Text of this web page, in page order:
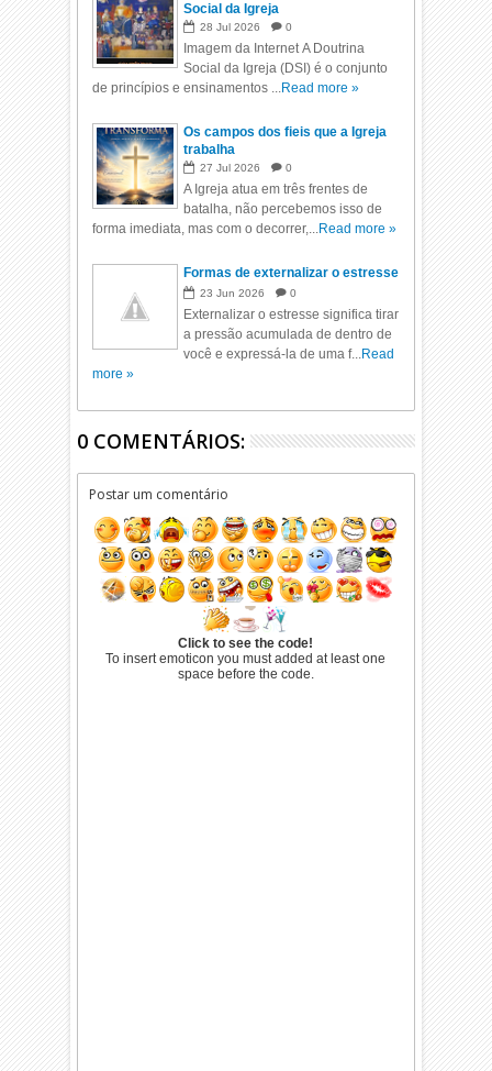
Social da Igreja
28 Jul 2026 0
Imagem da Internet A Doutrina
Social da Igreja (DSI) é o conjunto
de princípios e ensinamentos ...Read more »
Os campos dos fieis que a Igreja
trabalha
27 Jul 2026 0
A Igreja atua em três frentes de
batalha, não percebemos isso de
forma imediata, mas com o decorrer,...Read more »
Formas de externalizar o estresse
23 Jun 2026 0
Externalizar o estresse significa tirar
a pressão acumulada de dentro de
você e expressá-la de uma f...Read
more »
0 COMENTÁRIOS:
Postar um comentário
Click to see the code!
To insert emoticon you must added at least one
space before the code.